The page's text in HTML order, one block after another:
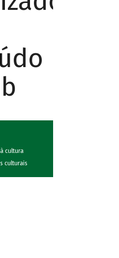
cultura
culturais